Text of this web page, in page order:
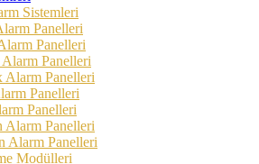
Sistemleri
Panelleri
Panelleri
Panelleri
Panelleri
Panelleri
Panelleri
Panelleri
Panelleri
Modülleri